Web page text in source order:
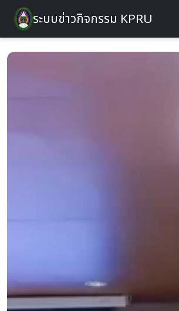
ระบบข่าวกิจกรรม KPRU